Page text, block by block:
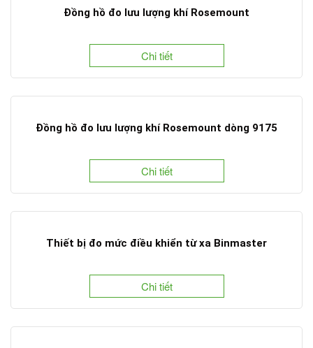
Đồng hồ đo lưu lượng khí Rosemount
Chi tiết
Đồng hồ đo lưu lượng khí Rosemount dòng 9175
Chi tiết
Thiết bị đo mức điều khiển từ xa Binmaster
Chi tiết